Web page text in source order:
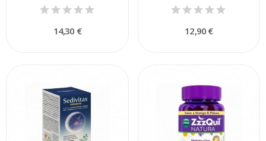
14,30 € 12,90 €